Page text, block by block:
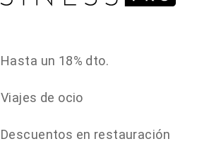
Hasta un 18% dto.
Viajes de ocio
Descuentos en restauración